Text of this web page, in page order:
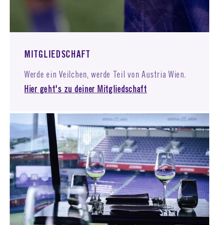
MITGLIEDSCHAFT
Werde ein Veilchen, werde Teil von Austria Wien.
Hier geht's zu deiner Mitgliedschaft